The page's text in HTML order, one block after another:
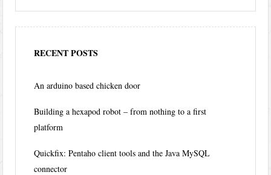
RECENT POSTS
An arduino based chicken door
Building a hexapod robot – from nothing to a first
platform
Quickfix: Pentaho client tools and the Java MySQL
connector